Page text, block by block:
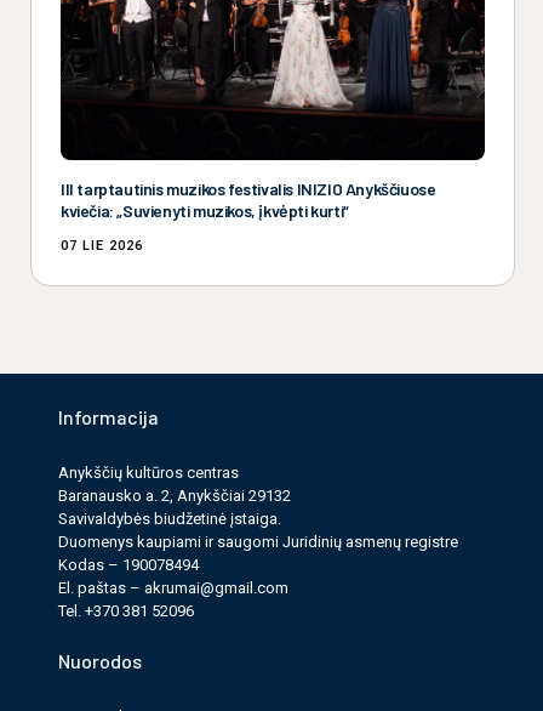
III tarptautinis muzikos festivalis INIZIO Anykščiuose
kviečia: „Suvienyti muzikos, įkvėpti kurti“
07 LIE 2026
Informacija
Anykščių kultūros cen­tras
Baranausko a. 2, Anykščiai 29132
Savi­valdy­bės biudžet­inė įstaiga.
Duomenys kau­pi­ami ir saugomi Juri­dinių asmenų reg­istre
Kodas – 190078494
El. paš­tas – akrumai@gmail.com
Tel. +370 381 52096
Nuorodos